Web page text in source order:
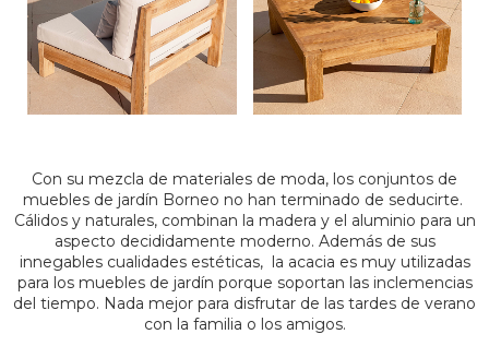
Con su mezcla de materiales de moda, los conjuntos de
muebles de jardín Borneo no han terminado de seducirte.
Cálidos y naturales, combinan la madera y el aluminio para un
aspecto decididamente moderno. Además de sus
innegables cualidades estéticas, la acacia es muy utilizadas
para los muebles de jardín porque soportan las inclemencias
del tiempo. Nada mejor para disfrutar de las tardes de verano
con la familia o los amigos.